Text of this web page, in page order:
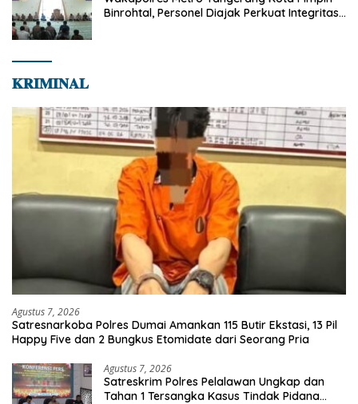
Binrohtal, Personel Diajak Perkuat Integritas
𝐊𝐑𝐈𝐌𝐈𝐍𝐀𝐋
Agustus 7, 2026
Satresnarkoba Polres Dumai Amankan 115 Butir Ekstasi, 13 Pil
Happy Five dan 2 Bungkus Etomidate dari Seorang Pria
Agustus 7, 2026
Satreskrim Polres Pelalawan Ungkap dan
Tahan 1 Tersangka Kasus Tindak Pidana